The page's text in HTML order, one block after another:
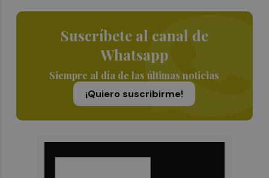
Suscríbete al canal de
Whatsapp
Siempre al día de las últimas noticias
¡Quiero suscribirme!